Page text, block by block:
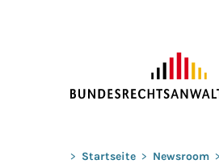
Sie befinden sich hier:
> Startseite > Newsroom >